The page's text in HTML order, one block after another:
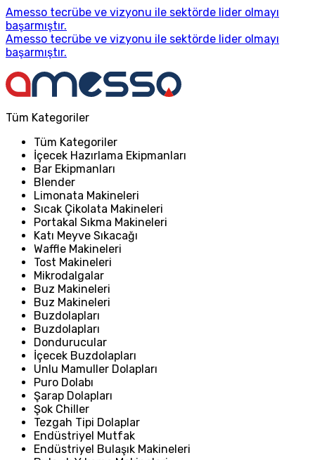
Amesso tecrübe ve vizyonu ile sektörde lider olmayı
başarmıştır.
Amesso tecrübe ve vizyonu ile sektörde lider olmayı
başarmıştır.
Tüm Kategoriler
Tüm Kategoriler
İçecek Hazırlama Ekipmanları
Bar Ekipmanları
Blender
Limonata Makineleri
Sıcak Çikolata Makineleri
Portakal Sıkma Makineleri
Katı Meyve Sıkacağı
Waffle Makineleri
Tost Makineleri
Mikrodalgalar
Buz Makineleri
Buz Makineleri
Buzdolapları
Buzdolapları
Dondurucular
İçecek Buzdolapları
Unlu Mamuller Dolapları
Puro Dolabı
Şarap Dolapları
Şok Chiller
Tezgah Tipi Dolaplar
Endüstriyel Mutfak
Endüstriyel Bulaşık Makineleri